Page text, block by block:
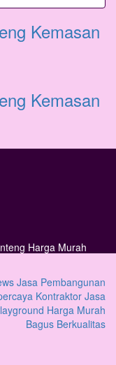
Kemasan
Kemasan
Harga Murah
Jasa Pembangunan
Kontraktor Jasa
Harga Murah
Bagus Berkualitas